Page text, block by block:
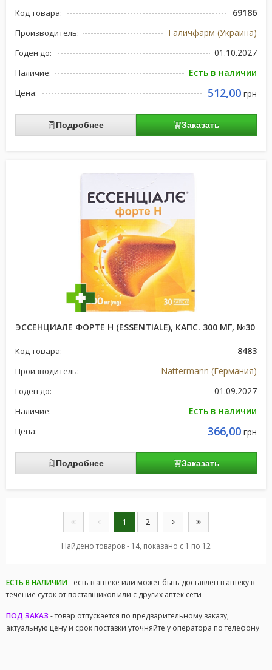
Код товара: 69186
Производитель: Галичфарм (Украина)
Годен до: 01.10.2027
Наличие: Есть в наличии
Цена: 512,00 грн
Подробнее Заказать
ЭССЕНЦИАЛЕ ФОРТЕ Н (ESSENTIALE), КАПС. 300 МГ, №30
Код товара: 8483
Производитель: Nattermann (Германия)
Годен до: 01.09.2027
Наличие: Есть в наличии
Цена: 366,00 грн
Подробнее Заказать
1 2
Найдено товаров - 14, показано с 1 по 12
ЕСТЬ В НАЛИЧИИ- есть в аптеке или может быть доставлен в аптеку в
течение суток от поставщиков или с других аптек сети
ПОД ЗАКАЗ - товар отпускается по предварительному заказу,
актуальную цену и срок поставки уточняйте у оператора по телефону